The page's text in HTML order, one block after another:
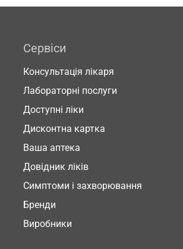
Сервіси
Консультація лікаря
Лабораторні послуги
Доступні ліки
Дисконтна картка
Ваша аптека
Довідник ліків
Симптоми і захворювання
Бренди
Виробники